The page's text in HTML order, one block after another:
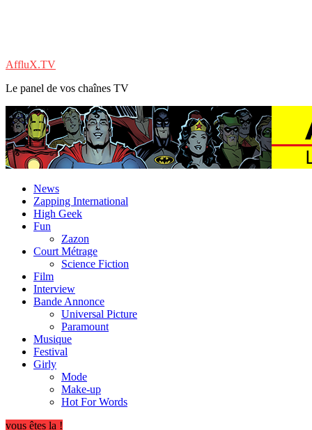
AffluX.TV
Le panel de vos chaînes TV
News
Zapping International
High Geek
Fun
Zazon
Court Métrage
Science Fiction
Film
Interview
Bande Annonce
Universal Picture
Paramount
Musique
Festival
Girly
Mode
Make-up
Hot For Words
vous êtes la !